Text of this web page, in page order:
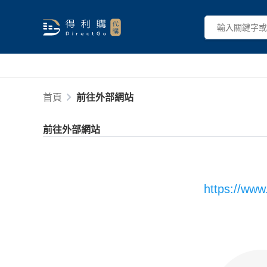
首頁 前往外部網站
前往外部網站
https://